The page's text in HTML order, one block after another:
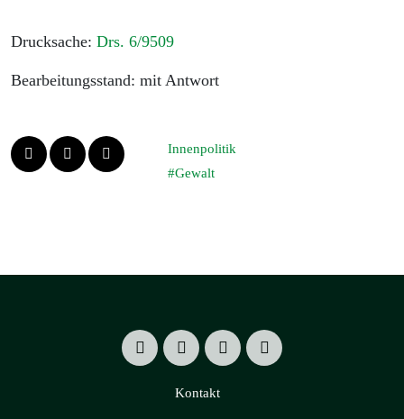
Drucksache: Drs. 6/9509
Bearbeitungsstand: mit Antwort
Innenpolitik
Gewalt
Kontakt